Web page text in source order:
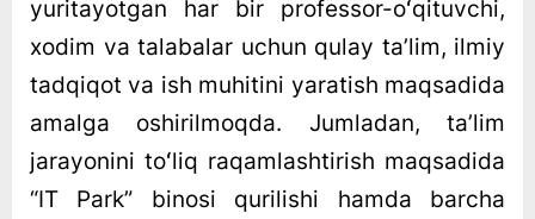
yuritayotgan har bir professor-oʻqituvchi,
xodim va talabalar uchun qulay taʼlim, ilmiy
tadqiqot va ish muhitini yaratish maqsadida
amalga oshirilmoqda. Jumladan, taʼlim
jarayonini toʻliq raqamlashtirish maqsadida
“IT Park” binosi qurilishi hamda barcha